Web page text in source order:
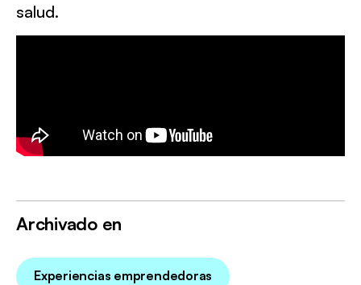
salud.
Archivado en
Experiencias emprendedoras